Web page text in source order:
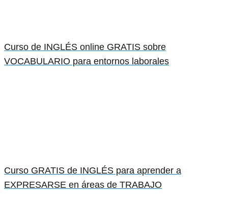
Curso de INGLÉS online GRATIS sobre
VOCABULARIO para entornos laborales
Curso GRATIS de INGLÉS para aprender a
EXPRESARSE en áreas de TRABAJO